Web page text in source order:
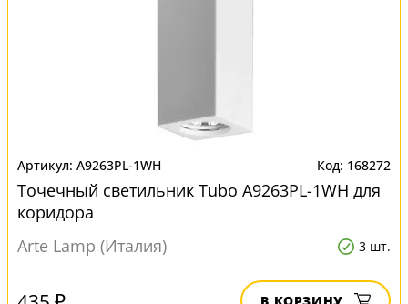
A9263PL-1WH 168272
Точечный светильник Tubo A9263PL-1WH для
коридора
Arte Lamp (Италия)
3 шт.